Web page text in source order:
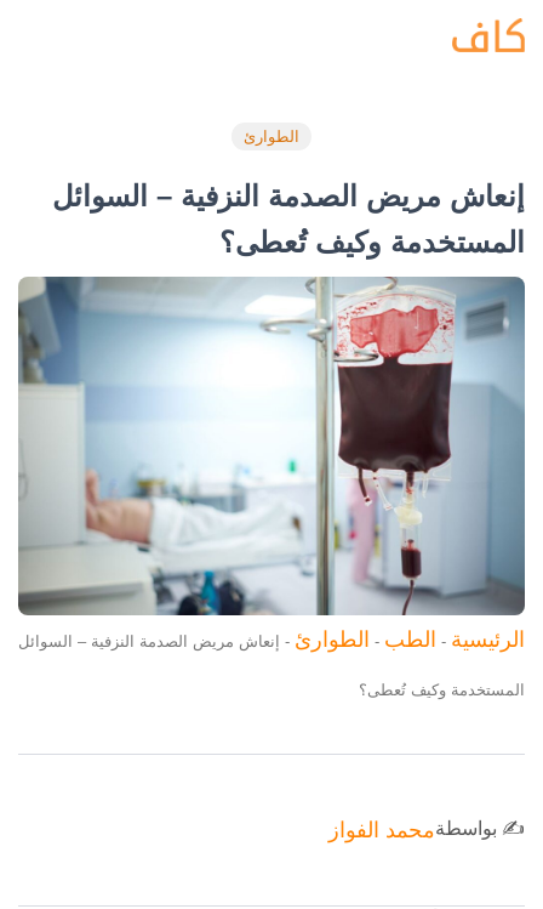
الطوارئ
إنعاش مريض الصدمة النزفية – السوائل
المستخدمة وكيف تُعطى؟
الرئيسية - الطب - الطوارئ - إنعاش مريض الصدمة النزفية – السوائل
المستخدمة وكيف تُعطى؟
✍️ بواسطةمحمد الفواز